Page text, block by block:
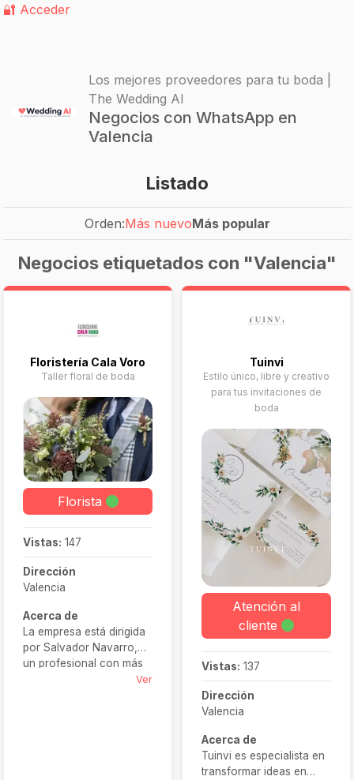
🔐 Acceder
Los mejores proveedores para tu boda |
The Wedding AI
Negocios con WhatsApp en
Valencia
Listado
Orden:Más nuevoMás popular
Negocios etiquetados con "Valencia"
Floristería Cala Voro
Taller floral de boda
Florista
Vistas: 147
Dirección
Valencia
Acerca de
La empresa está dirigida
por Salvador Navarro,
un profesional con más
Ver
Tuinvi
Estilo único, libre y creativo
para tus invitaciones de
boda
Atención al
cliente
Vistas: 137
Dirección
Valencia
Acerca de
Tuinvi es especialista en
transformar ideas en